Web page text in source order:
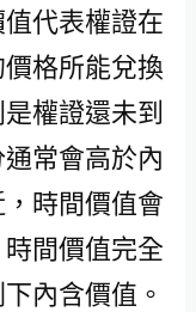
代表權證在
格所能兌換
權證還未到
常會高於內
時間價值會
間價值完全
內含價值。